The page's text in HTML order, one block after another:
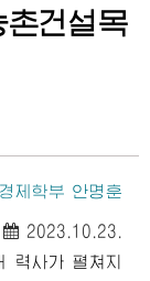
건설목
경제학부 안명훈
2023.10.23.
력사가 펼쳐지